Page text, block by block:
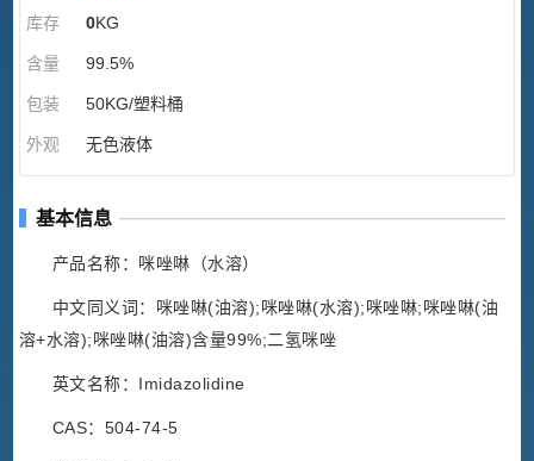
库存 0KG
含量 99.5%
包装 50KG/塑料桶
外观 无色液体
基本信息
产品名称：咪唑啉（水溶）
中文同义词：咪唑啉(油溶);咪唑啉(水溶);咪唑啉;咪唑啉(油
溶+水溶);咪唑啉(油溶)含量99%;二氢咪唑
英文名称：Imidazolidine
CAS：504-74-5